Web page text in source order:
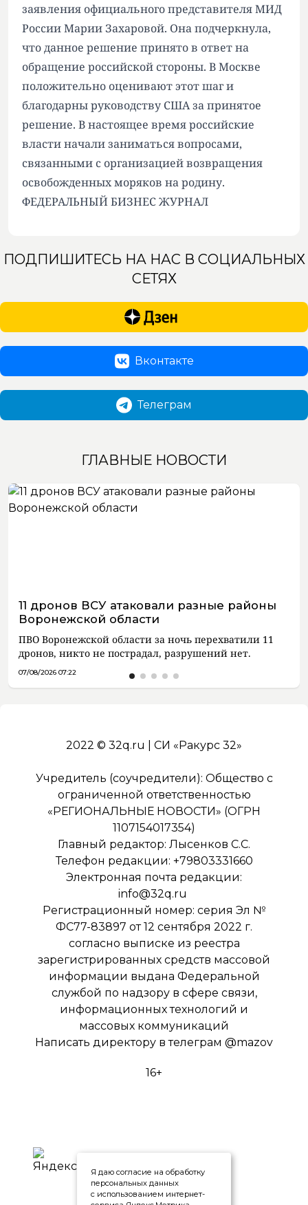
заявления официального представителя МИД
России Марии Захаровой. Она подчеркнула,
что данное решение принято в ответ на
обращение российской стороны. В Москве
положительно оценивают этот шаг и
благодарны руководству США за принятое
решение. В настоящее время российские
власти начали заниматься вопросами,
связанными с организацией возвращения
освобожденных моряков на родину.
ФЕДЕРАЛЬНЫЙ БИЗНЕС ЖУРНАЛ
ПОДПИШИТЕСЬ НА НАС В СОЦИАЛЬНЫХ
СЕТЯХ
Вконтакте
Телеграм
ГЛАВНЫЕ НОВОСТИ
11 дронов ВСУ атаковали разные районы
Воронежской области
ПВО Воронежской области за ночь перехватили 11
дронов, никто не пострадал, разрушений нет.
07/08/2026 07:22
2022 © 32q.ru | СИ «Ракурс 32»
Учредитель (соучредители): Общество с
ограниченной ответственностью
«РЕГИОНАЛЬНЫЕ НОВОСТИ» (ОГРН
1107154017354)
Главный редактор: Лысенков С.С.
Телефон редакции: +79803331660
Электронная почта редакции:
info@32q.ru
Регистрационный номер: серия Эл №
ФС77-83897 от 12 сентября 2022 г.
согласно выписке из реестра
зарегистрированных средств массовой
информации выдана Федеральной
службой по надзору в сфере связи,
информационных технологий и
массовых коммуникаций
Написать директору в телеграм @mazov
16+
Я даю согласие на обработку
персональных данных
с использованием интернет-